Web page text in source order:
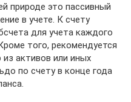
природе это пассивный
в учете. К счету
для учета каждого
того, рекомендуется
активов или иных
по счету в конце года